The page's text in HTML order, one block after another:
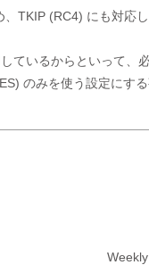
TKIP (RC4) にも対応し
ているからといって、
のみを使う設定にする